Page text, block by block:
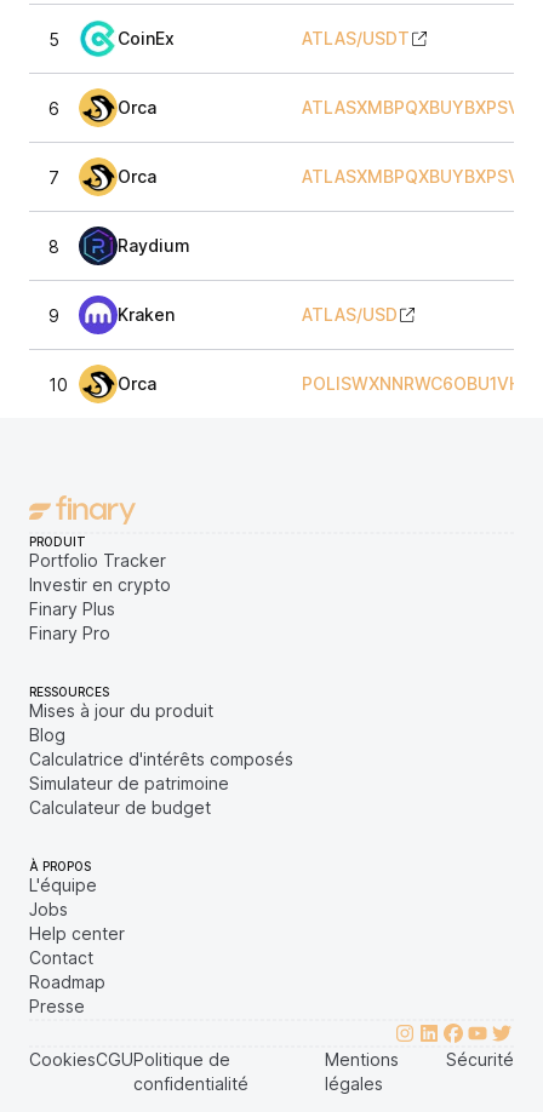
5 CoinEx ATLAS/USDT
6 Orca
7 Orca
8 Raydium
9 Kraken ATLAS/USD
10 Orca
PRODUIT
Portfolio Tracker
Investir en crypto
Finary Plus
Finary Pro
RESSOURCES
Mises à jour du produit
Blog
Calculatrice d'intérêts composés
Simulateur de patrimoine
Calculateur de budget
À PROPOS
L'équipe
Jobs
Help center
Contact
Roadmap
Presse
CookiesCGUPolitique de
confidentialité
Mentions
légales
Sécurité